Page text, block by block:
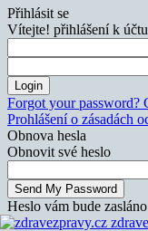
Přihlásit se
Vítejte! přihlášení k účtu
Forgot your password?
Prohlášení o zásadách
Obnova hesla
Obnovit své heslo
Heslo vám bude